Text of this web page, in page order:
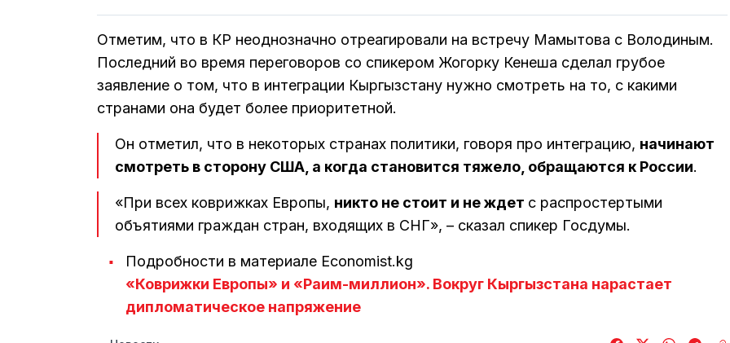
Отметим, что в КР неоднозначно отреагировали на встречу Мамытова с Володиным.
Последний во время переговоров со спикером Жогорку Кенеша сделал грубое
заявление о том, что в интеграции Кыргызстану нужно смотреть на то, с какими
странами она будет более приоритетной.
Он отметил, что в некоторых странах политики, говоря про интеграцию, начинают
смотреть в сторону США, а когда становится тяжело, обращаются к России.
«При всех коврижках Европы, никто не стоит и не ждет с распростертыми
объятиями граждан стран, входящих в СНГ», – сказал спикер Госдумы.
Подробности в материале Economist.kg
«Коврижки Европы» и «Раим-миллион». Вокруг Кыргызстана нарастает
дипломатическое напряжение